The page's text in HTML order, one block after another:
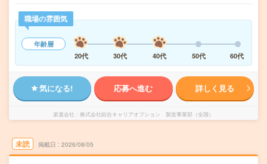
職場の雰囲気
年齢層
20代
30代 40代 50代 60代
気になる! 応募へ進む 詳しく見る
派遣会社 株式会社綜合キャリアオプション 製造事業部（全国）
未読 掲載日 2026/08/05